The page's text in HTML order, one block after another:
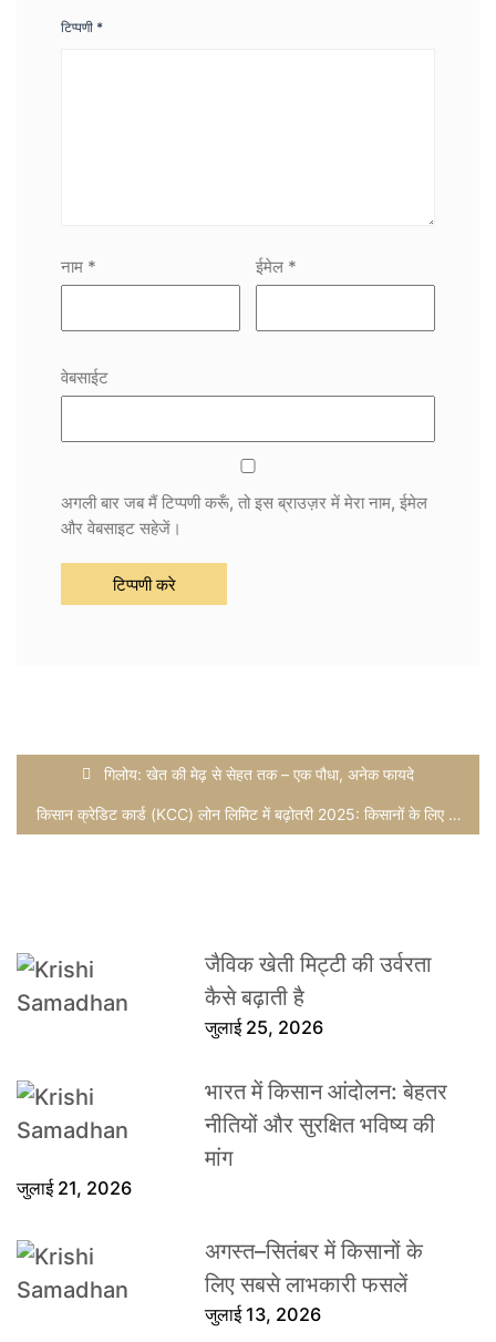
टिप्पणी *
नाम * ईमेल *
वेबसाईट
अगली बार जब मैं टिप्पणी करूँ, तो इस ब्राउज़र में मेरा नाम, ईमेल
और वेबसाइट सहेजें।
गिलोय: खेत की मेढ़ से सेहत तक – एक पौधा, अनेक फायदे
किसान क्रेडिट कार्ड (KCC) लोन लिमिट में बढ़ोतरी 2025: किसानों के लिए बड़ा तोहफा
जैविक खेती मिट्टी की उर्वरता
कैसे बढ़ाती है
जुलाई 25, 2026
भारत में किसान आंदोलन: बेहतर
नीतियों और सुरक्षित भविष्य की
मांग
जुलाई 21, 2026
अगस्त–सितंबर में किसानों के
लिए सबसे लाभकारी फसलें
जुलाई 13, 2026